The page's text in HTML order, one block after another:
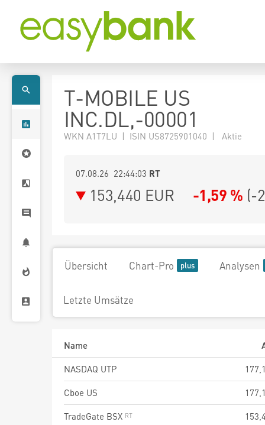
T-MOBILE US
INC.DL,-00001
WKN A1T7LU | ISIN US8725901040 | Aktie
07.08.26 22:44:03 RT
153,440 EUR -1,59 % (-
Übersicht Chart-Pro Analysen
Letzte Umsätze
Name
NASDAQ UTP
Cboe US
TradeGate BSX